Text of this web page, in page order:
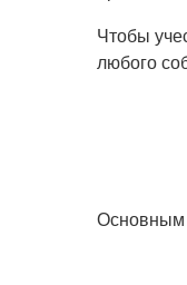
Чтобы
любого
Основным
блюд или